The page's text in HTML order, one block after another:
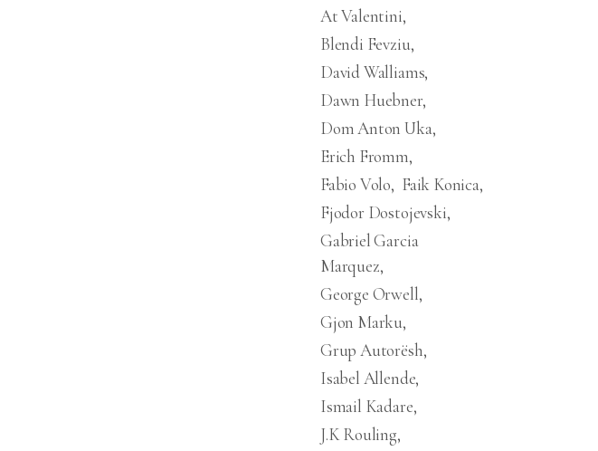
At Valentini
Blendi Fevziu
David Walliams
Dawn Huebner
Dom Anton Uka
Erich Fromm
Fabio Volo
Faik Konica
Fjodor Dostojevski
Gabriel Garcia
Marquez
George Orwell
Gjon Marku
Grup Autorësh
Isabel Allende
Ismail Kadare
J.K Rouling